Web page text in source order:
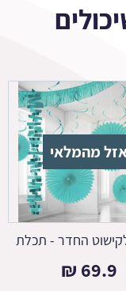
מהמלאי
החדר - תכלת
69.9
₪